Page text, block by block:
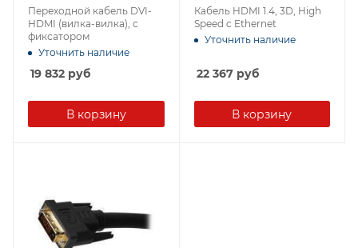
Переходной кабель DVI-
HDMI (вилка-вилка), с
фиксатором
Уточнить наличие
19 832 руб
В корзину
Кабель HDMI 1.4, 3D, High
Speed c Ethernet
Уточнить наличие
22 367руб
В корзину